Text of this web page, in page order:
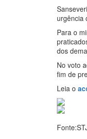
urgência
Para o
dos
No voto
fim de
Leia o